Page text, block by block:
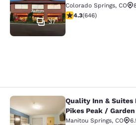
37
Colorado Springs, CO
calificación de 4.33
4.3(646)
Quality Inn & Suites
Quality Inn &
Pikes Peak /
Manitou Springs, CO